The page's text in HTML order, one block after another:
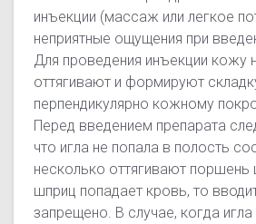
инъекции (массаж или легкое
неприятные ощущения при
Для проведения инъекции кожу
оттягивают и формируют
перпендикулярно кожному
Перед введением препарата
что игла не попала в полость
несколько оттягивают поршень
шприц попадает кровь, то
запрещено. В случае, когда игла